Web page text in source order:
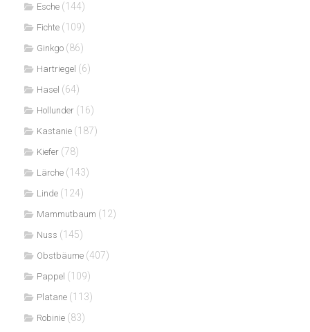
Esche (144)
Fichte (109)
Ginkgo (86)
Hartriegel (6)
Hasel (64)
Hollunder (16)
Kastanie (187)
Kiefer (78)
Lärche (143)
Linde (124)
Mammutbaum (12)
Nuss (145)
Obstbäume (407)
Pappel (109)
Platane (113)
Robinie (83)